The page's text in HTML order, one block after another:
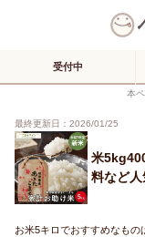
受付中
本
最終更新日：2026/01/25
米
料など人
お米5キロでおすすめなも